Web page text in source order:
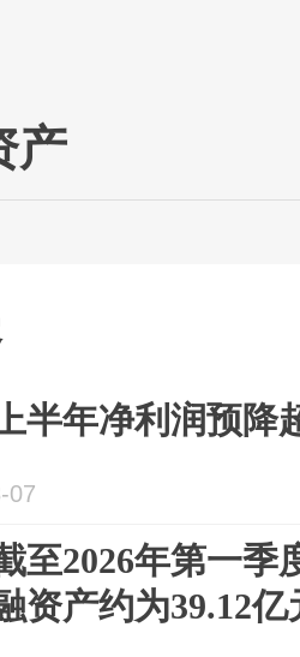
产
半年净利润预降
07
至2026年第一季
资产约为39.12亿